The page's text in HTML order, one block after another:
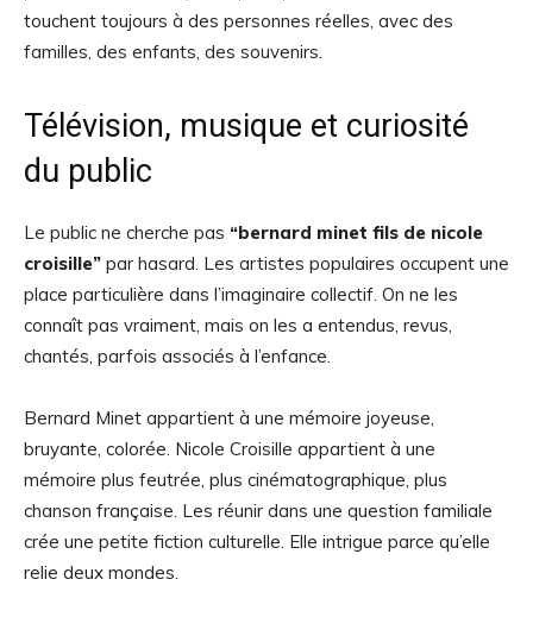
touchent toujours à des personnes réelles, avec des
familles, des enfants, des souvenirs.
Télévision, musique et curiosité
du public
Le public ne cherche pas “bernard minet fils de nicole
croisille” par hasard. Les artistes populaires occupent une
place particulière dans l’imaginaire collectif. On ne les
connaît pas vraiment, mais on les a entendus, revus,
chantés, parfois associés à l’enfance.
Bernard Minet appartient à une mémoire joyeuse,
bruyante, colorée. Nicole Croisille appartient à une
mémoire plus feutrée, plus cinématographique, plus
chanson française. Les réunir dans une question familiale
crée une petite fiction culturelle. Elle intrigue parce qu’elle
relie deux mondes.